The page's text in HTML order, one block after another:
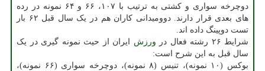
دوچرخه سواری و کشتی به ترتیب با ۱۰۷، ۶۶ و ۶۴ نمونه در رده
های بعدی قرار دارند. دوومیدانی کاران هم در یک سال قبل ۶۲ بار
تست دوپینگ داده اند.
شرایط ۲۶ رشته فعال در
ورزش ایران از حیث نمونه گیری در یک
سال قبل به این شرح است:
بوکس (۱۰ نمونه)، تنیس (۸ نمونه)، دوچرخه سواری (۶۶ نمونه)،